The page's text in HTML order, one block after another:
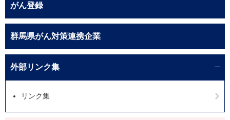
がん登録
群馬県がん対策連携企業
外部リンク集
リンク集